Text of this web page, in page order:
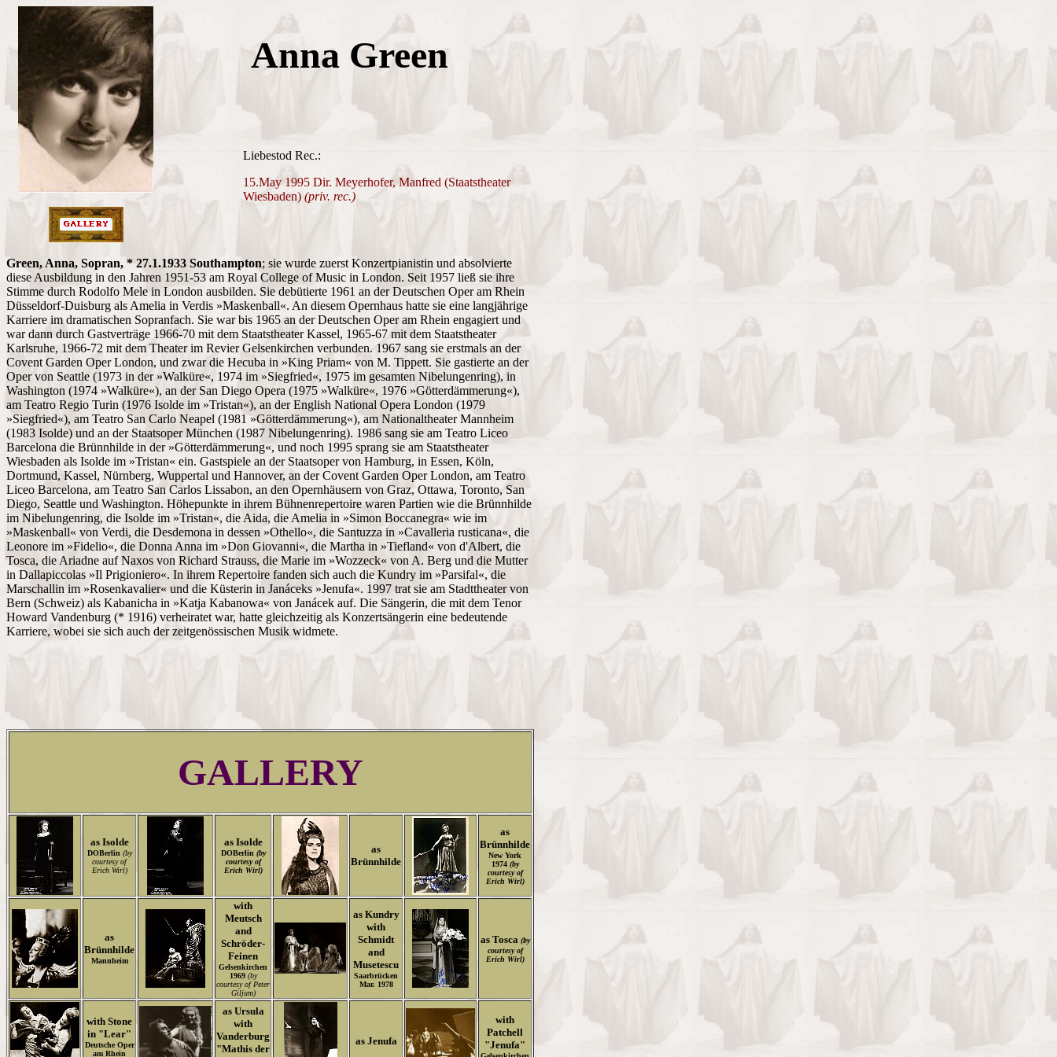
Anna Green
Liebestod Rec.:
15.May 1995 Dir. Meyerhofer, Manfred (Staatstheater
Wiesbaden) (priv. rec.)
Green, Anna, Sopran, * 27.1.1933 Southampton; sie wurde zuerst Konzertpianistin und absolvierte
diese Ausbildung in den Jahren 1951-53 am Royal College of Music in London. Seit 1957 ließ sie ihre
Stimme durch Rodolfo Mele in London ausbilden. Sie debütierte 1961 an der Deutschen Oper am Rhein
Düsseldorf-Duisburg als Amelia in Verdis »Maskenball«. An diesem Opernhaus hatte sie eine langjährige
Karriere im dramatischen Sopranfach. Sie war bis 1965 an der Deutschen Oper am Rhein engagiert und
war dann durch Gastverträge 1966-70 mit dem Staatstheater Kassel, 1965-67 mit dem Staatstheater
Karlsruhe, 1966-72 mit dem Theater im Revier Gelsenkirchen verbunden. 1967 sang sie erstmals an der
Covent Garden Oper London, und zwar die Hecuba in »King Priam« von M. Tippett. Sie gastierte an der
Oper von Seattle (1973 in der »Walküre«, 1974 im »Siegfried«, 1975 im gesamten Nibelungenring), in
Washington (1974 »Walküre«), an der San Diego Opera (1975 »Walküre«, 1976 »Götterdämmerung«),
am Teatro Regio Turin (1976 Isolde im »Tristan«), an der English National Opera London (1979
»Siegfried«), am Teatro San Carlo Neapel (1981 »Götterdämmerung«), am Nationaltheater Mannheim
(1983 Isolde) und an der Staatsoper München (1987 Nibelungenring). 1986 sang sie am Teatro Liceo
Barcelona die Brünnhilde in der »Götterdämmerung«, und noch 1995 sprang sie am Staatstheater
Wiesbaden als Isolde im »Tristan« ein. Gastspiele an der Staatsoper von Hamburg, in Essen, Köln,
Dortmund, Kassel, Nürnberg, Wuppertal und Hannover, an der Covent Garden Oper London, am Teatro
Liceo Barcelona, am Teatro San Carlos Lissabon, an den Opernhäusern von Graz, Ottawa, Toronto, San
Diego, Seattle und Washington. Höhepunkte in ihrem Bühnenrepertoire waren Partien wie die Brünnhilde
im Nibelungenring, die Isolde im »Tristan«, die Aida, die Amelia in »Simon Boccanegra« wie im
»Maskenball« von Verdi, die Desdemona in dessen »Othello«, die Santuzza in »Cavalleria rusticana«, die
Leonore im »Fidelio«, die Donna Anna im »Don Giovanni«, die Martha in »Tiefland« von d'Albert, die
Tosca, die Ariadne auf Naxos von Richard Strauss, die Marie im »Wozzeck« von A. Berg und die Mutter
in Dallapiccolas »Il Prigioniero«. In ihrem Repertoire fanden sich auch die Kundry im »Parsifal«, die
Marschallin im »Rosenkavalier« und die Küsterin in Janáceks »Jenufa«. 1997 trat sie am Stadttheater von
Bern (Schweiz) als Kabanicha in »Katja Kabanowa« von Janácek auf. Die Sängerin, die mit dem Tenor
Howard Vandenburg (* 1916) verheiratet war, hatte gleichzeitig als Konzertsängerin eine bedeutende
Karriere, wobei sie sich auch der zeitgenössischen Musik widmete.
GALLERY
as Isolde
DOBerlin (by
courtesy of
Erich Wirl)
as Isolde
DOBerlin (by
courtesy of
Erich Wirl)
as
Brünnhilde
as
Brünnhilde
New York
1974 (by
courtesy of
Erich Wirl)
as
Brünnhilde
Mannheim
with
Meutsch
and
Schröder-
Feinen
Gelsenkirchen
1969(by
courtesy of Peter
Giljum)
as Kundry
with
Schmidt
and
Musetescu
Saarbrücken
Mar. 1978
as Tosca (by
courtesy of
Erich Wirl)
with Stone
in "Lear"
Deutsche Oper
am Rhein
as Ursula
with
Vanderburg
"Mathis der
as Jenufa
with
Patchell
"Jenufa"